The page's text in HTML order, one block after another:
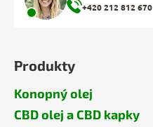
+420 212 812 670
Produkty
Konopný olej
CBD olej a CBD kapky